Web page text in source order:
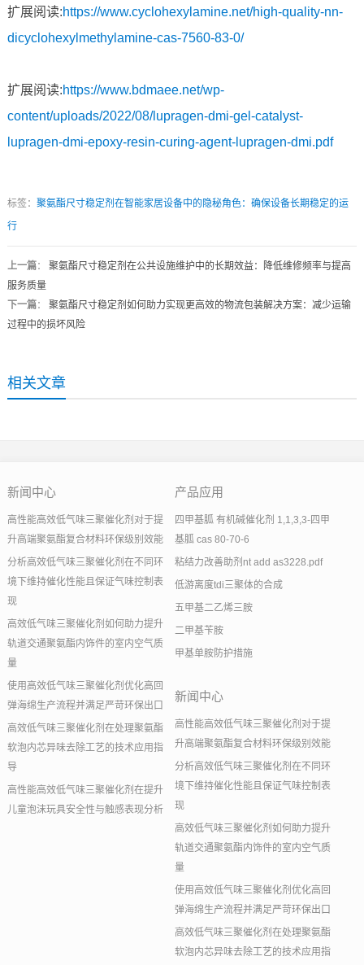
扩展阅读:https://www.cyclohexylamine.net/high-quality-nn-
dicyclohexylmethylamine-cas-7560-83-0/
扩展阅读:https://www.bdmaee.net/wp-
content/uploads/2022/08/lupragen-dmi-gel-catalyst-
lupragen-dmi-epoxy-resin-curing-agent-lupragen-dmi.pdf
标签： 聚氨酯尺寸稳定剂在智能家居设备中的隐秘角色：确保设备长期稳定的运
行
上一篇： 聚氨酯尺寸稳定剂在公共设施维护中的长期效益：降低维修频率与提高
服务质量
下一篇： 聚氨酯尺寸稳定剂如何助力实现更高效的物流包装解决方案：减少运输
过程中的损坏风险
相关文章
新闻中心
高性能高效低气味三聚催化剂对于提
升高端聚氨酯复合材料环保级别效能
分析高效低气味三聚催化剂在不同环
境下维持催化性能且保证气味控制表
现
高效低气味三聚催化剂如何助力提升
轨道交通聚氨酯内饰件的室内空气质
量
使用高效低气味三聚催化剂优化高回
弹海绵生产流程并满足严苛环保出口
高效低气味三聚催化剂在处理聚氨酯
软泡内芯异味去除工艺的技术应用指
导
高性能高效低气味三聚催化剂在提升
儿童泡沫玩具安全性与触感表现分析
产品应用
四甲基胍 有机碱催化剂 1,1,3,3-四甲
基胍 cas 80-70-6
粘结力改善助剂nt add as3228.pdf
低游离度tdi三聚体的合成
五甲基二乙烯三胺
二甲基苄胺
甲基单胺防护措施
新闻中心
高性能高效低气味三聚催化剂对于提
升高端聚氨酯复合材料环保级别效能
分析高效低气味三聚催化剂在不同环
境下维持催化性能且保证气味控制表
现
高效低气味三聚催化剂如何助力提升
轨道交通聚氨酯内饰件的室内空气质
量
使用高效低气味三聚催化剂优化高回
弹海绵生产流程并满足严苛环保出口
高效低气味三聚催化剂在处理聚氨酯
软泡内芯异味去除工艺的技术应用指